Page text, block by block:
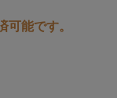
能です。